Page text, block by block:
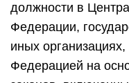
должности в
Федерации,
иных
Федерацией на